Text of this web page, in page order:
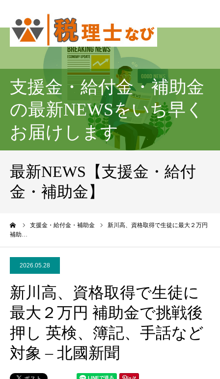
支援金・給付金・補助金
の最新NEWSをいち早く
お届けします
最新NEWS【支援金・給付
金・補助金】
支援金・給付金・補助金
新川高、資格取得で生徒に最大２万円
補助…
2026.05.28
新川高、資格取得で生徒に
最大２万円 補助金で挑戦後
押し 英検、簿記、手話など
対象 – 北國新聞